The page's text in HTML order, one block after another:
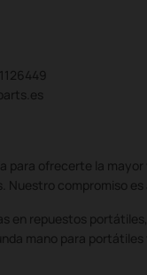
para ofrecerte la
compromiso
en repuestos
mano para